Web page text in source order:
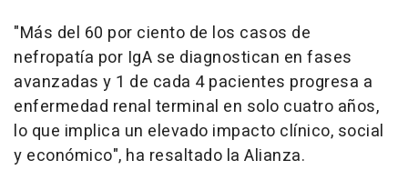
"Más del 60 por ciento de los casos de
nefropatía por IgA se diagnostican en fases
avanzadas y 1 de cada 4 pacientes progresa a
enfermedad renal terminal en solo cuatro años,
lo que implica un elevado impacto clínico, social
y económico", ha resaltado la Alianza.